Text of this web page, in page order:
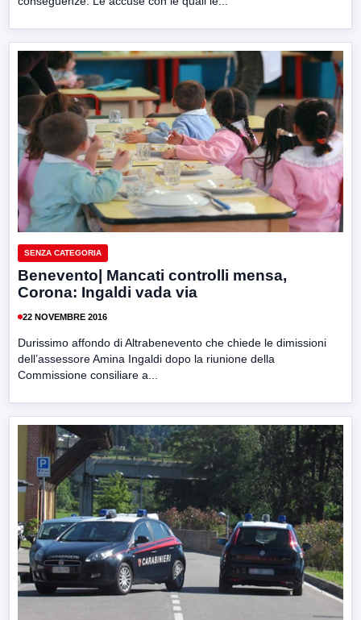
SENZA CATEGORIA
Benevento| Mancati controlli mensa,
Corona: Ingaldi vada via
22 NOVEMBRE 2016
Durissimo affondo di Altrabenevento che chiede le dimissioni
dell’assessore Amina Ingaldi dopo la riunione della
Commissione consiliare a...